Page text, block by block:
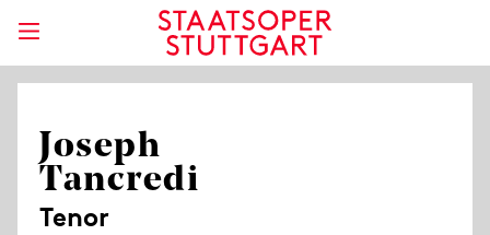
Joseph
Tancredi
Tenor